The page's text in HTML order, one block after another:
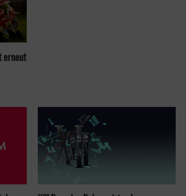
September und kann im Handel
Astragon Entertainment
erneut